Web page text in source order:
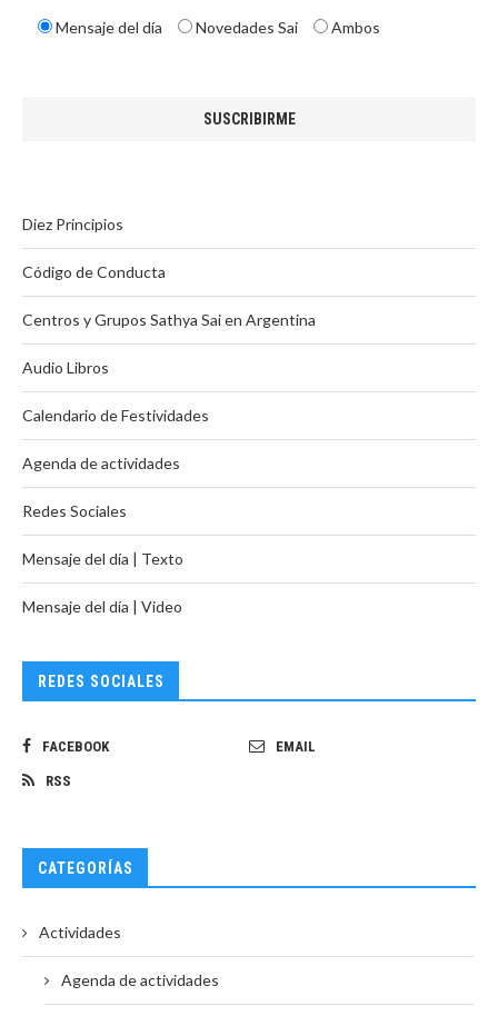
Mensaje del día Novedades Sai Ambos
Diez Principios
Código de Conducta
Centros y Grupos Sathya Sai en Argentina
Audio Libros
Calendario de Festividades
Agenda de actividades
Redes Sociales
Mensaje del día | Texto
Mensaje del día | Video
REDES SOCIALES
FACEBOOK EMAIL
RSS
CATEGORÍAS
Actividades
Agenda de actividades